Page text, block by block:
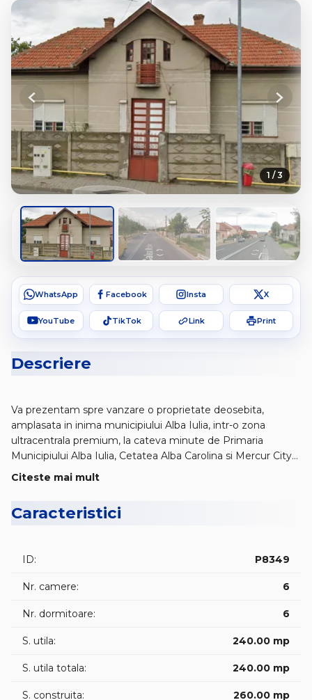
1 / 3
Previous Next
WhatsApp Facebook Insta X
YouTube TikTok Link Print
Descriere
Va prezentam spre vanzare o proprietate deosebita,
amplasata in inima municipiului Alba Iulia, intr-o zona
ultracentrala premium, la cateva minute de Primaria
Municipiului Alba Iulia, Cetatea Alba Carolina si Mercur City
Center.
strazi. Terenul aferent are o suprafata de 489 mp, cu o
dezvoltare.
• Parter: 3 camere luminoase, bucatarie, baie, hol
• Demisol: necesita renovare,
extindere si personalizare
• Amprenta la sol: 98 mp
Citeste mai mult
Caracteristici
ID: P8349
Nr. camere: 6
Nr. dormitoare: 6
S. utila: 240.00 mp
S. utila totala: 240.00 mp
S. construita: 260.00 mp